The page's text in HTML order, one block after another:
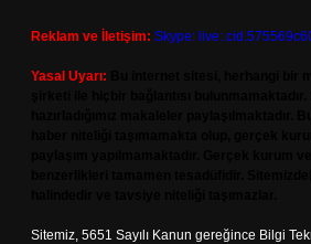
Reklam ve İletişim: Skype:
Yasal Uyarı:
Sitemiz, 5651 Sayılı Kanun gereğince Bilgi